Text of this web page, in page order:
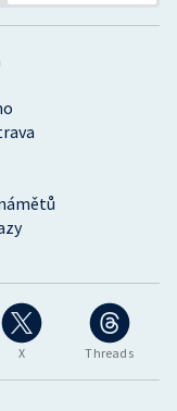
X Threads